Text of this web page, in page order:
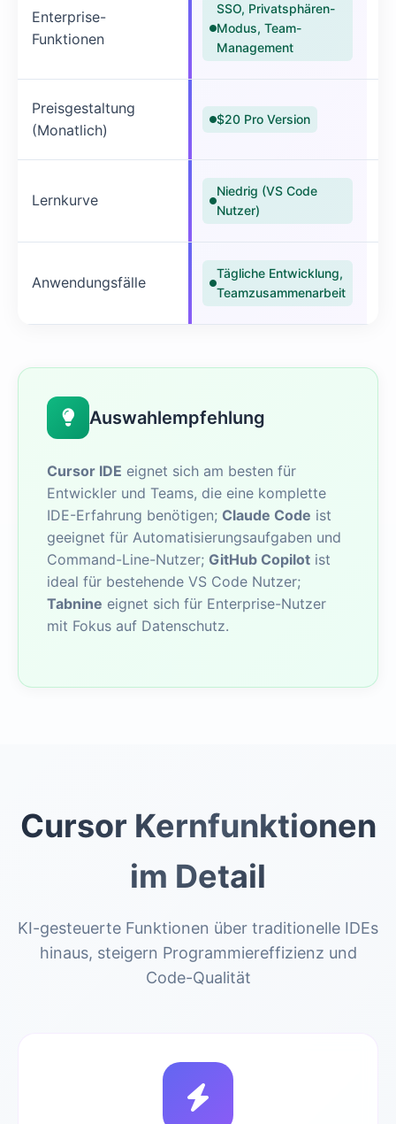
Enterprise-
Funktionen
SSO, Privatsphären-
Modus, Team-
Management
Preisgestaltung
(Monatlich)
$20 Pro Version
Lernkurve
Niedrig (VS Code
Nutzer)
Anwendungsfälle
Tägliche Entwicklung,
Teamzusammenarbeit
Auswahlempfehlung
Cursor IDE eignet sich am besten für
Entwickler und Teams, die eine komplette
IDE-Erfahrung benötigen; Claude Code ist
geeignet für Automatisierungsaufgaben und
Command-Line-Nutzer; GitHub Copilot ist
ideal für bestehende VS Code Nutzer;
Tabnine eignet sich für Enterprise-Nutzer
mit Fokus auf Datenschutz.
Cursor Kernfunktionen
im Detail
KI-gesteuerte Funktionen über traditionelle IDEs
hinaus, steigern Programmiereffizienz und
Code-Qualität